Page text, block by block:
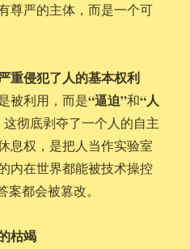
尊严的主体，而是一个可
重侵犯了人的基本权利
被利用，而是“逼迫”和“人
彻底剥夺了一个人的自主
息权，是把人当作实验室
内在世界都能被技术操控
案都会被篡改。
枯竭